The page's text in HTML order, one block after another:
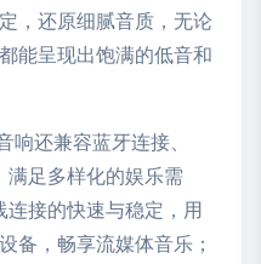
，还原细腻音质，无论
能呈现出饱满的低音和
还兼容蓝牙连接、
足多样化的娱乐需
接的快速与稳定，用
备，畅享流媒体音乐；